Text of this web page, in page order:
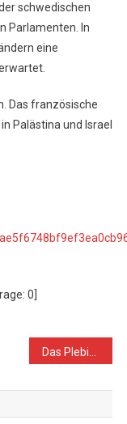
schwedischen
Parlamenten. In
eine
Das französische
Palästina und Israel
0
Das Plebiszit – die Volksabstimmung